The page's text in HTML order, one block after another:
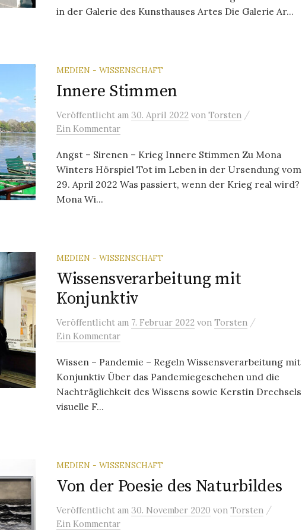
in der Galerie des Kunsthauses Artes Die Galerie Ar...
MEDIEN - WISSENSCHAFT
Innere Stimmen
Veröffentlicht am 30. April 2022 von Torsten /
Ein Kommentar
Angst – Sirenen – Krieg Innere Stimmen Zu Mona
Winters Hörspiel Tot im Leben in der Ursendung vom
29. April 2022 Was passiert, wenn der Krieg real wird?
Mona Wi...
MEDIEN - WISSENSCHAFT
Wissensverarbeitung mit
Konjunktiv
Veröffentlicht am 7. Februar 2022 von Torsten /
Ein Kommentar
Wissen – Pandemie – Regeln Wissensverarbeitung mit
Konjunktiv Über das Pandemiegeschehen und die
Nachträglichkeit des Wissens sowie Kerstin Drechsels
visuelle F...
MEDIEN - WISSENSCHAFT
Von der Poesie des Naturbildes
Veröffentlicht am 30. November 2020 von Torsten /
Ein Kommentar